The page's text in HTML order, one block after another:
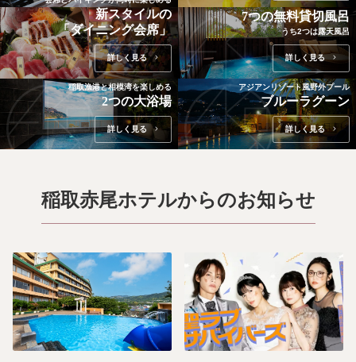
新スタイルの
「ダイニング会席」
詳しく⾒る
7つの無料貸切風呂
うち2つは露天風呂
詳しく⾒る
稲取漁港と相模湾を楽しめる
2つの大浴場
詳しく⾒る
アジアンリゾート風野外プール
ブルーラグーン
詳しく⾒る
稲取赤尾ホテルからのお知らせ